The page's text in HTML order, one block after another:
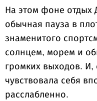
На этом фоне отдых
обычная пауза в
знаменитого
солнцем, морем и
громких выходов. И,
чувствовала себя
расслабленно.